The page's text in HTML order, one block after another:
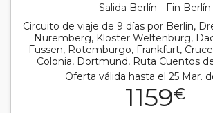
Salida Berlín - Fin Berlín
Circuito de viaje de 9 días por Berlin,
Nuremberg, Kloster Weltenburg,
Fussen, Rotemburgo, Frankfurt,
Colonia, Dortmund, Ruta Cuentos
Oferta válida hasta el 25 Mar.
1159€